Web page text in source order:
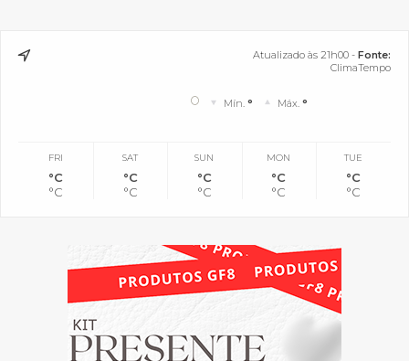
Atualizado às 21h00 - Fonte:
ClimaTempo
° Mín.° Máx.°
FRI
°C
°C
SAT
°C
°C
SUN
°C
°C
MON
°C
°C
TUE
°C
°C